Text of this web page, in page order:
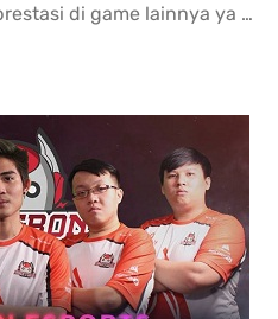
di game lainnya ya …